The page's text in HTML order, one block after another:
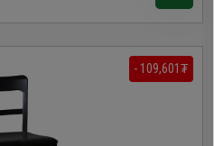
- 109,601₮